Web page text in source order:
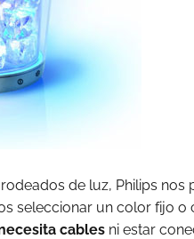
de luz, Philips nos
seleccionar un color fijo o
cables ni estar